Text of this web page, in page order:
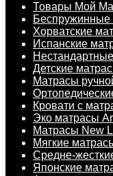
Товары Мой
Хорватские
Испанские
Детские
Матрасы
Кровати с
Эко матрасы
Матрасы New
Мягкие
Средне-
Японские